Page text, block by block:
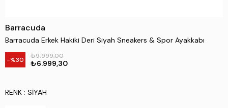
Barracuda
Barracuda Erkek Hakiki Deri Siyah Sneakers & Spor Ayakkabı
30 ₺9.999,00
₺6.999,30
RENK : SIYAH